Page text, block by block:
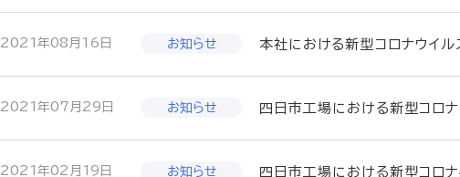
2021年08月16日 本社における新型コロナウイ
2021年07月29日 四日市工場における新型コロ
2021年02月19日 四日市工場における新型コロ